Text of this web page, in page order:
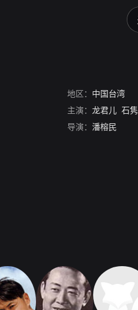
地区： 中国台湾
主演： 龙君儿 石隽
导演： 潘榕民